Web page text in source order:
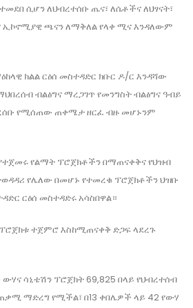
ሲሆን ለህብረተሰቡ ጤና፣ ለሴቶችና ለህፃናት፣
ጫናን ለማቅለል የላቀ ሚና እንዳለውም
ክልል ርዕሰ መስተዳድር ክቡር ዶ/ር እንዳሻው
ብልፅግና ማረጋገጥ የመንግስት ብልፅግና ዓብይ
የሚሰጠው ጠቀሜታ ዘርፈ ብዙ መሆኑንም
የልማት ፕሮጀክቶችን በማጠናቀቅና የህዝብ
የሌለው በመሆኑ የተመረቁ ፕሮጀክቶችን ህዝቡ
ርዕሰ መስተዳድሩ አሳስበዋል።
ተጀምሮ እስከሚጠናቀቅ ድጋፍ ላደረጉ
ሳኒቴሽን ፕሮጀክት 69,825 በላይ የህብረተሰብ
ማድረግ የሚችል፣ በ13 ቀበሌዎች ላይ 42 የውሃ